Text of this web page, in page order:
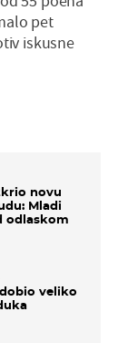
pet
iskusne
novu
Mladi
odlaskom
veliko